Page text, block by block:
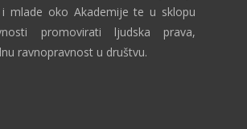
mlade oko Akademije te u sklopu
promovirati ljudska prava,
ravnopravnost u društvu.